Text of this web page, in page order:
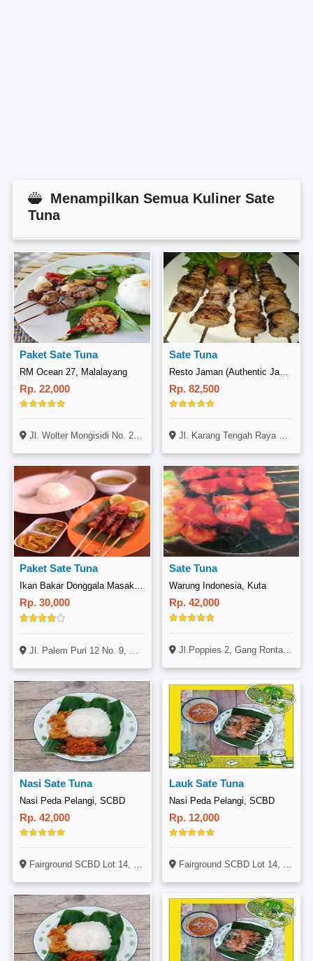
Menampilkan Semua Kuliner Sate
Tuna
Paket Sate Tuna
RM Ocean 27, Malalayang
Rp. 22,000
Jl. Wolter Mongisidi No. 27A, Malalayang, Manado
Sate Tuna
Resto Jaman (Authentic Jawa & Manado), Lebak Bulus
Rp. 82,500
Jl. Karang Tengah Raya No. 7, Lebak Bulus, Jakarta
Paket Sate Tuna
Ikan Bakar Donggala Masakan Khas Sulawesi, Pd. Pucung
Rp. 30,000
Jl. Palem Puri 12 No. 9, Ciputat, Tangerang Selatan
Sate Tuna
Warung Indonesia, Kuta
Rp. 42,000
Jl.Poppies 2, Gang Ronta, Kuta, Badung, Bali
Nasi Sate Tuna
Nasi Peda Pelangi, SCBD
Rp. 42,000
Fairground SCBD Lot 14, Jl. Jenderal Sudirman Kava 52-53, SCBD, Jakarta
Lauk Sate Tuna
Nasi Peda Pelangi, SCBD
Rp. 12,000
Fairground SCBD Lot 14, Jl. Jenderal Sudirman Kava 52-53, SCBD, Jakarta